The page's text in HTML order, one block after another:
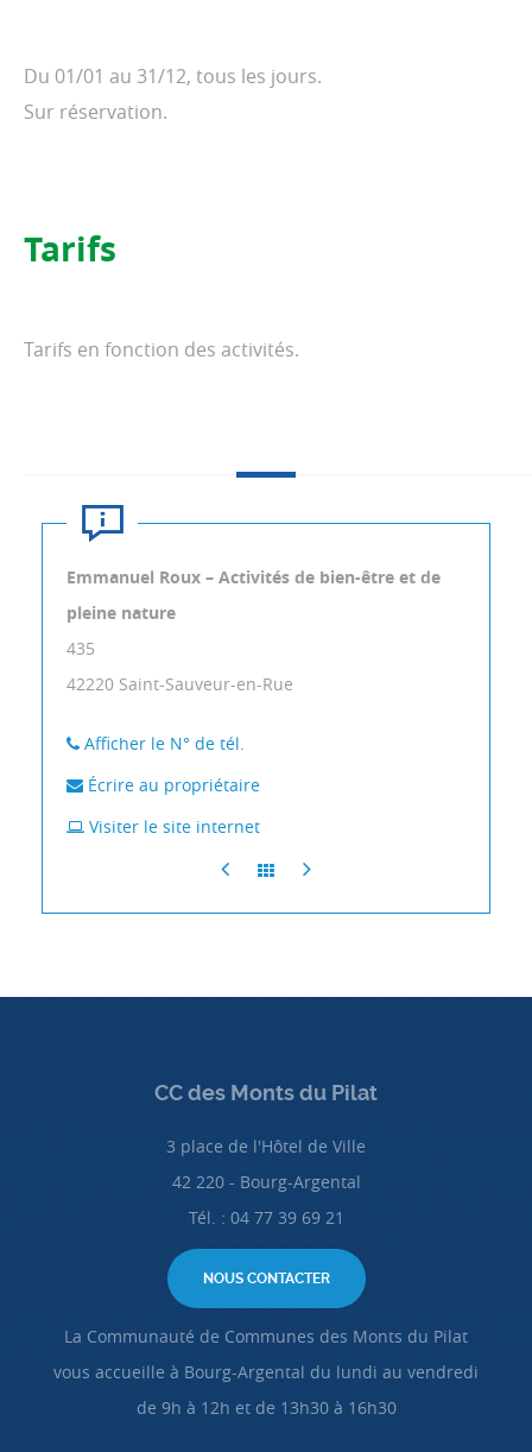
Emmanuel Roux – Activités de bien-être et de
pleine nature
435
42220 Saint-Sauveur-en-Rue
Afficher le N° de tél.
Écrire au propriétaire
Visiter le site internet
Du 01/01 au 31/12, tous les jours.
Sur réservation.
Tarifs
Tarifs en fonction des activités.
CC des Monts du Pilat
3 place de l'Hôtel de Ville
42 220 - Bourg-Argental
Tél. : 04 77 39 69 21
NOUS CONTACTER
La Communauté de Communes des Monts du Pilat
vous accueille à Bourg-Argental du lundi au vendredi
de 9h à 12h et de 13h30 à 16h30